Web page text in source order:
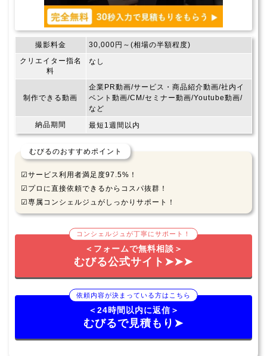
撮影料金
30,000円～(相場の半額程度)
クリエイター指名
料
なし
制作できる動画
企業PR動画/サービス・商品紹介動画/社内イ
ベント動画/CM/セミナー動画/Youtube動画/
など
納品期間
最短1週間以内
むびるのおすすめポイント
☑サービス利用者満足度97.5%！
☑プロに直接依頼できるからコスパ抜群！
☑専属コンシェルジュがしっかりサポート！
コンシェルジュが丁寧にサポート！
＜フォームで無料相談＞
むびる公式サイト➤➤➤
依頼内容が決まっている方はこちら
＜24時間以内に返信＞
むびるで見積もり➤